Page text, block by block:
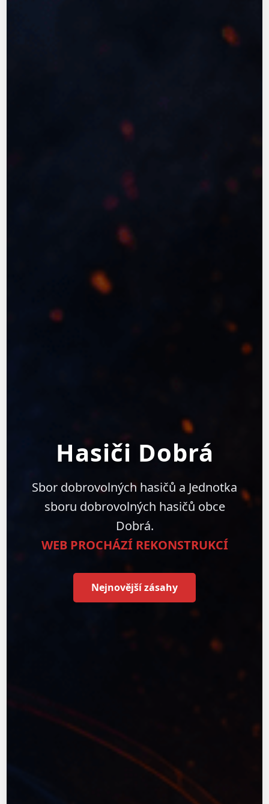
Hasiči Dobrá
Sbor dobrovolných hasičů a Jednotka
sboru dobrovolných hasičů obce
Dobrá.
WEB PROCHÁZÍ REKONSTRUKCÍ
Nejnovější zásahy